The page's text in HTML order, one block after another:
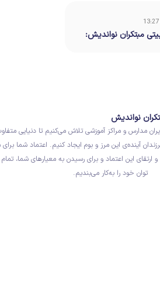
مبتکران نواندیش:
نواندیش
مدارس و مراکز آموزشی تلاش می‌کنیم تا دنیایی
آینده‌ی این مرز و بوم ایجاد کنیم. اعتماد شما برای
این اعتماد و برای رسیدن به معیارهای شما،
توان خود را به‌کار می‌بندیم.